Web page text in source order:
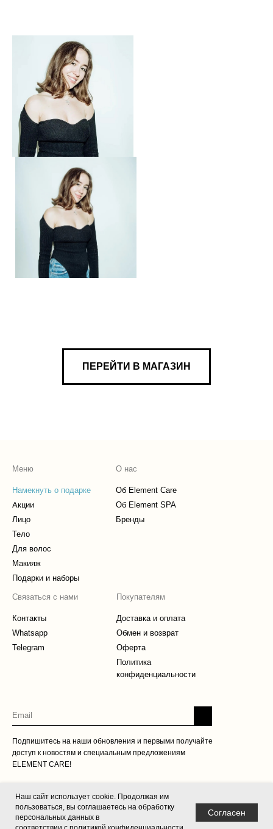
Наш сайт использует cookie. Продолжая им
пользоваться, вы соглашаетесь на обработку
персональных данных в
Согласен
ПЕРЕЙТИ В МАГАЗИН
Меню
Акции
Лицо
Тело
Для волос
Макияж
Подарки и наборы
О нас
Об Element Care
Бренды
Об Element SPA
Покупателям
Доставка и оплата
Обмен и возврат
Оферта
Политика
конфиденциальности
Связаться с нами
Контакты
Whatsapp
Telegram
Подпишитесь на наши обновления и первыми получайте
доступ к новостям и специальным предложениям
ELEMENT CARE!
Намекнуть о подарке